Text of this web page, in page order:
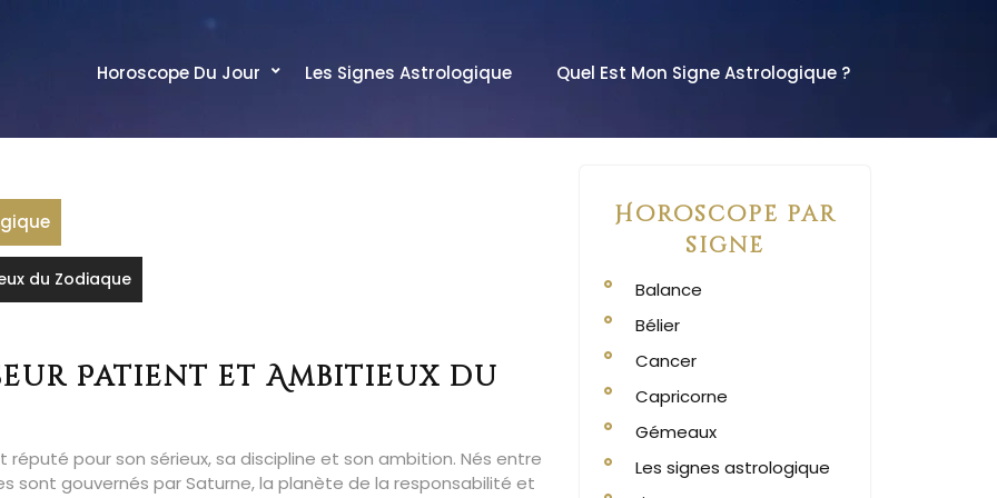
Horoscope Du Jour Les Signes Astrologique Quel Est Mon Signe Astrologique ?
du Zodiaque
Patient et Ambitieux du
réputé pour son sérieux, sa discipline et son ambition. Nés entre
sont gouvernés par Saturne, la planète de la responsabilité et
Horoscope par
signe
Balance
Bélier
Cancer
Capricorne
Gémeaux
Les signes astrologique